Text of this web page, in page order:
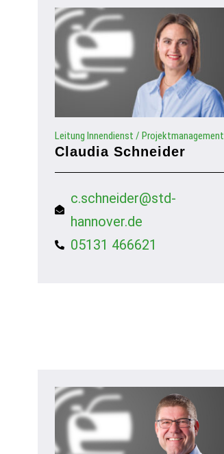
Leitung Innendienst / Projektmanagement
Claudia Schneider
c.schneider@std-
hannover.de
05131 466621